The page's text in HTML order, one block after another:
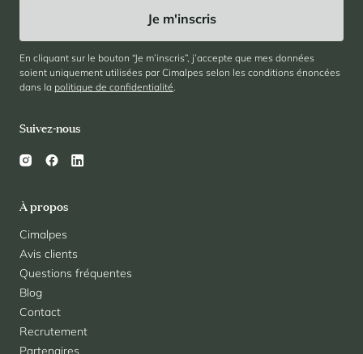
À propos
Cimalpes
Avis clients
Questions fréquentes
Blog
Contact
Recrutement
Partenaires
Suivez-nous
En cliquant sur le bouton “Je m’inscris”, j’accepte que mes données
soient uniquement utilisées par Cimalpes selon les conditions énoncées
dans la politique de confidentialité.